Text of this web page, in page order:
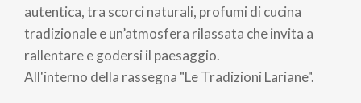
autentica, tra scorci naturali, profumi di cucina
tradizionale e un’atmosfera rilassata che invita a
rallentare e godersi il paesaggio.
All'interno della rassegna "Le Tradizioni Lariane".